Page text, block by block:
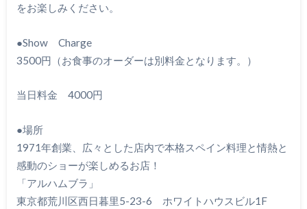
をお楽しみください。
●Show Charge
3500円（お食事のオーダーは別料金となります。）
当日料金 4000円
●場所
1971年創業、広々とした店内で本格スペイン料理と情熱と
感動のショーが楽しめるお店！
「アルハムブラ」
東京都荒川区西日暮里5-23-6 ホワイトハウスビル1F